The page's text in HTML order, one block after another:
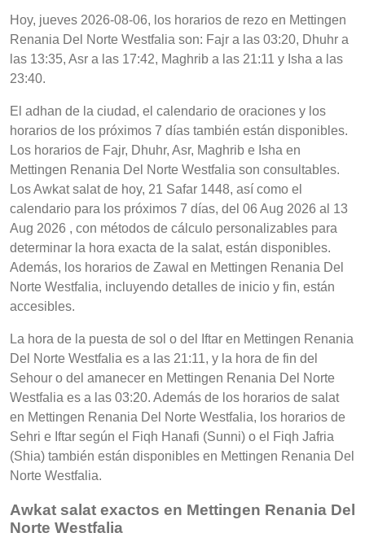
Hoy, jueves 2026-08-06, los horarios de rezo en Mettingen
Renania Del Norte Westfalia son: Fajr a las 03:20, Dhuhr a
las 13:35, Asr a las 17:42, Maghrib a las 21:11 y Isha a las
23:40.
El adhan de la ciudad, el calendario de oraciones y los
horarios de los próximos 7 días también están disponibles.
Los horarios de Fajr, Dhuhr, Asr, Maghrib e Isha en
Mettingen Renania Del Norte Westfalia son consultables.
Los Awkat salat de hoy, 21 Safar 1448, así como el
calendario para los próximos 7 días, del 06 Aug 2026 al 13
Aug 2026 , con métodos de cálculo personalizables para
determinar la hora exacta de la salat, están disponibles.
Además, los horarios de Zawal en Mettingen Renania Del
Norte Westfalia, incluyendo detalles de inicio y fin, están
accesibles.
La hora de la puesta de sol o del Iftar en Mettingen Renania
Del Norte Westfalia es a las 21:11, y la hora de fin del
Sehour o del amanecer en Mettingen Renania Del Norte
Westfalia es a las 03:20. Además de los horarios de salat
en Mettingen Renania Del Norte Westfalia, los horarios de
Sehri e Iftar según el Fiqh Hanafi (Sunni) o el Fiqh Jafria
(Shia) también están disponibles en Mettingen Renania Del
Norte Westfalia.
Awkat salat exactos en Mettingen Renania Del
Norte Westfalia